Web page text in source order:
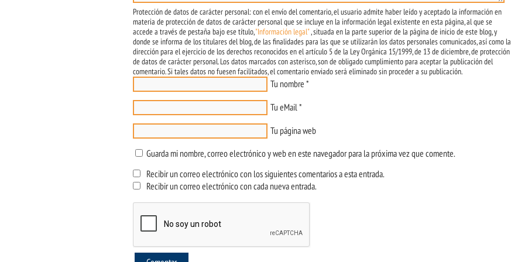
Protección de datos de carácter personal: con el envío del comentario, el usuario admite haber leído y aceptado la información en
materia de protección de datos de carácter personal que se incluye en la información legal existente en esta página, al que se
accede a través de pestaña bajo ese título,"Información legal", situada en la parte superior de la página de inicio de este blog, y
donde se informa de los titulares del blog, de las finalidades para las que se utilizarán los datos personales comunicados, así como la
dirección para el ejercicio de los derechos reconocidos en el artículo 5 de la Ley Orgánica 15/1999, de 13 de diciembre, de protección
de datos de carácter personal. Los datos marcados con asterisco, son de obligado cumplimiento para aceptar la publicación del
comentario. Si tales datos no fuesen facilitados, el comentario enviado será eliminado sin proceder a su publicación.
Tu nombre *
Tu eMail*
Tu página web
Guarda mi nombre, correo electrónico y web en este navegador para la próxima vez que comente.
Recibir un correo electrónico con los siguientes comentarios a esta entrada.
Recibir un correo electrónico con cada nueva entrada.